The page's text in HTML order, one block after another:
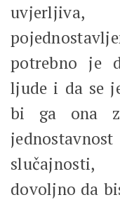
potrebno je
ljude i da se
bi ga ona
dovoljno da